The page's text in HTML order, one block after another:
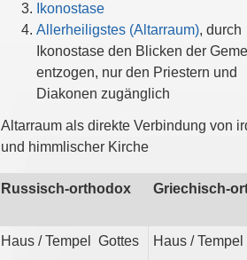
Ikonostase
Allerheiligstes (Altarraum), durch
Ikonostase den Blicken der
entzogen, nur den Priestern und
Diakonen zugänglich
Altarraum als direkte Verbindung von
und himmlischer Kirche
Russisch-orthodox Griechisch-
Haus / Tempel Gottes Haus / Tempel